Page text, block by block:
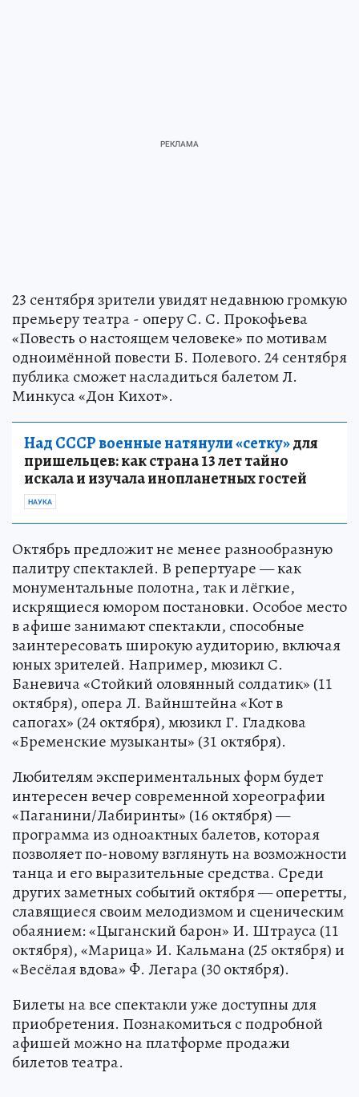
23 сентября зрители увидят недавнюю громкую
премьеру театра - оперу С. С. Прокофьева
«Повесть о настоящем человеке» по мотивам
одноимённой повести Б. Полевого. 24 сентября
публика сможет насладиться балетом Л.
Минкуса «Дон Кихот».
Над СССР военные натянули «сетку»
пришельцев: как страна 13 лет тайно
искала и изучала инопланетных гостей
Октябрь предложит не менее разнообразную
палитру спектаклей. В репертуаре — как
монументальные полотна, так и лёгкие,
искрящиеся юмором постановки. Особое место
в афише занимают спектакли, способные
заинтересовать широкую аудиторию, включая
юных зрителей. Например, мюзикл С.
Баневича «Стойкий оловянный солдатик» (11
октября), опера Л. Вайнштейна «Кот в
сапогах» (24 октября), мюзикл Г. Гладкова
«Бременские музыканты» (31 октября).
Любителям экспериментальных форм будет
интересен вечер современной хореографии
«Паганини/Лабиринты» (16 октября) —
программа из одноактных балетов, которая
позволяет по-новому взглянуть на возможности
танца и его выразительные средства. Среди
других заметных событий октября — оперетты,
славящиеся своим мелодизмом и сценическим
октября), «Марица» И. Кальмана (25 октября) и
«Весёлая вдова» Ф. Легара (30 октября).
Билеты на все спектакли уже доступны для